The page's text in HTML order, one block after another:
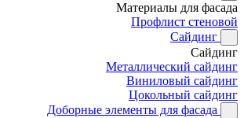
Материалы для фасада
Профлист стеновой
Сайдинг
Сайдинг
Металлический сайдинг
Виниловый сайдинг
Цокольный сайдинг
Доборные элементы для фасада